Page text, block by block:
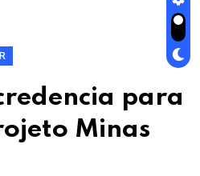
para
Minas